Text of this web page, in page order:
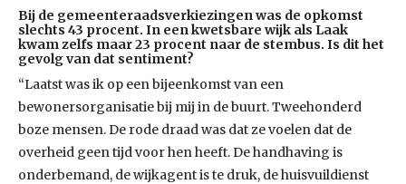
Bij de gemeenteraadsverkiezingen was de opkomst
slechts 43 procent. In een kwetsbare wijk als Laak
kwam zelfs maar 23 procent naar de stembus. Is dit het
gevolg van dat sentiment?
“Laatst was ik op een bijeenkomst van een
bewonersorganisatie bij mij in de buurt. Tweehonderd
boze mensen. De rode draad was dat ze voelen dat de
overheid geen tijd voor hen heeft. De handhaving is
onderbemand, de wijkagent is te druk, de huisvuildienst